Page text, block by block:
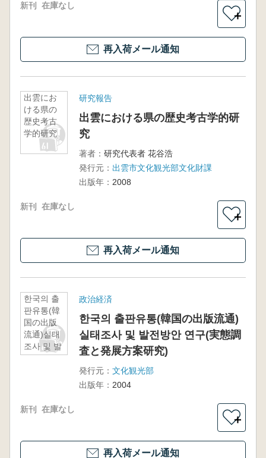
新刊 在庫なし
＋
再入荷メール通知
出雲にお
ける県の
歴史考古
学的研究
研究報告
出雲における県の歴史考古学的研
究
著者： 研究代表者 花谷浩
発行元： 出雲市文化観光部文化財課
出版年： 2008
新刊 在庫なし
＋
再入荷メール通知
한국의 출
판유통(韓
国の出版
流通)실태
조사 및 발
전방안 연
政治経済
한국의 출판유통(韓国の出版流通)
실태조사 및 발전방안 연구(実態調
査と発展方案研究)
発行元： 文化観光部
出版年： 2004
新刊 在庫なし
＋
再入荷メール通知